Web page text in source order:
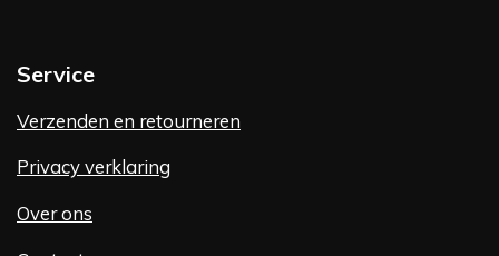
Service
Verzenden en retourneren
Privacy verklaring
Over ons